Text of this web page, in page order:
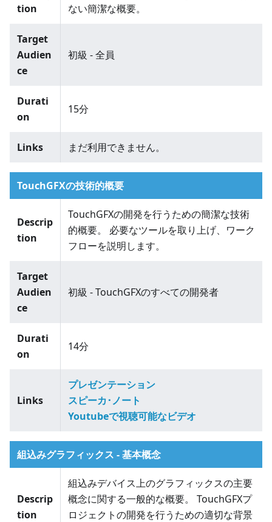
tion
ない簡潔な概要。
Target
Audien
ce
初級 - 全員
Durati
on
15分
Links まだ利用できません。
TouchGFXの技術的概要
Descrip
tion
TouchGFXの開発を行うための簡潔な技術
的概要。 必要なツールを取り上げ、ワーク
フローを説明します。
Target
Audien
ce
初級 - TouchGFXのすべての開発者
Durati
on
14分
Links
プレゼンテーション
スピーカ･ノート
Youtubeで視聴可能なビデオ
組込みグラフィックス - 基本概念
Descrip
tion
組込みデバイス上のグラフィックスの主要
概念に関する一般的な概要。 TouchGFXプ
ロジェクトの開発を行うための適切な背景